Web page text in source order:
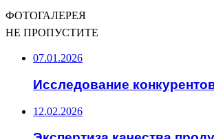
ФОТОГАЛЕРЕЯ
НЕ ПРОПУСТИТЕ
07.01.2026
Исследование
12.02.2026